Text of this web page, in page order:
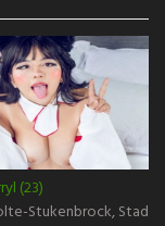
(23)
Stukenbrock, Stadt